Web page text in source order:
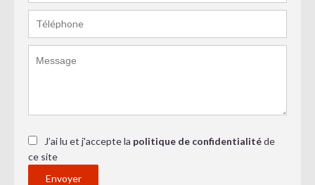
J’ai lu et j'accepte la politique de confidentialitéde
ce site
Envoyer